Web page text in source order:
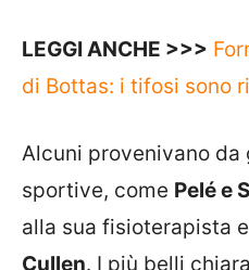
LEGGI ANCHE >>>
di Bottas: i tifosi sono
Alcuni provenivano
sportive, come Pelé e
alla sua fisioterapista
Cullen. I più belli